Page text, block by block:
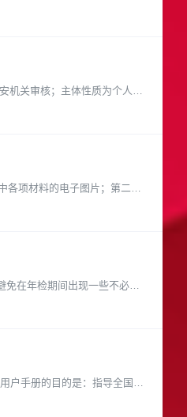
机关审核；主体性质为个人
各项材料的电子图片；第二
免在年检期间出现一些不必要
户手册的目的是：指导全国网